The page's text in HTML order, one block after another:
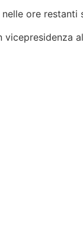
ore
vicepresidenza